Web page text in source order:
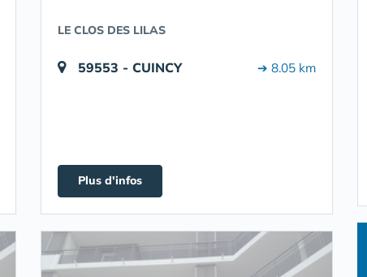
LE CLOS DES LILAS
59553 - CUINCY ➔ 8.05 km
Plus d'infos